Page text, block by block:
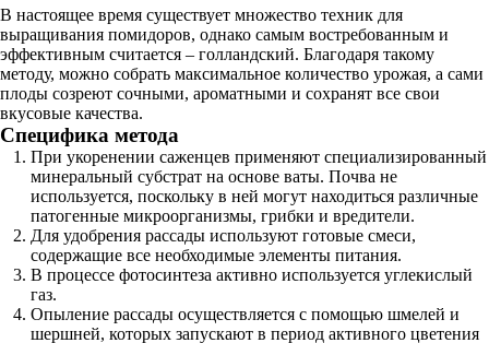
В настоящее время существует множество техник для
выращивания помидоров, однако самым востребованным и
эффективным считается – голландский. Благодаря такому
методу, можно собрать максимальное количество урожая, а сами
плоды созреют сочными, ароматными и сохранят все свои
вкусовые качества.
Специфика метода
При укоренении саженцев применяют специализированный
минеральный субстрат на основе ваты. Почва не
используется, поскольку в ней могут находиться различные
патогенные микроорганизмы, грибки и вредители.
Для удобрения рассады используют готовые смеси,
содержащие все необходимые элементы питания.
В процессе фотосинтеза активно используется углекислый
газ.
Опыление рассады осуществляется с помощью шмелей и
шершней, которых запускают в период активного цветения